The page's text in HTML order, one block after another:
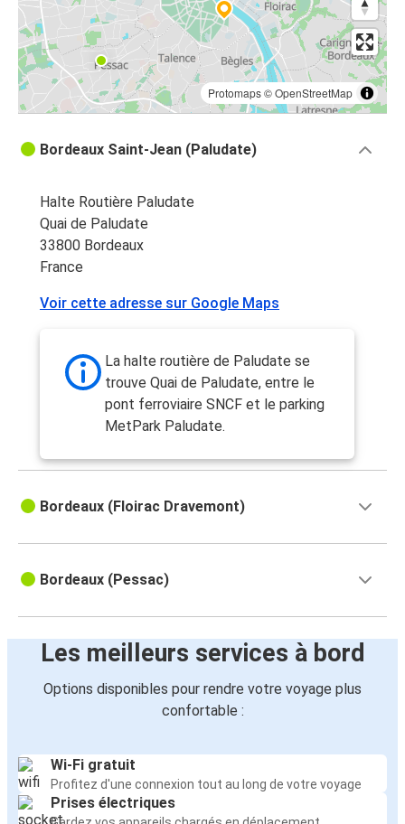
Protomaps©OpenStreetMap
Bordeaux Saint-Jean (Paludate)
Halte Routière Paludate
Quai de Paludate
33800 Bordeaux
France
Voir cette adresse sur Google Maps
La halte routière de Paludate se
trouve Quai de Paludate, entre le
pont ferroviaire SNCF et le parking
MetPark Paludate.
Bordeaux (Floirac Dravemont)
Bordeaux (Pessac)
Les meilleurs services à bord
Options disponibles pour rendre votre voyage plus
confortable :
Wi-Fi gratuit
Profitez d'une connexion tout au long de votre voyage
Prises électriques